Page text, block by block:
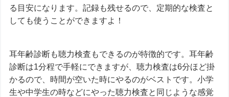
る目安になります。記録も残せるので、定期的な検査と
しても使うことができますよ！
耳年齢診断も聴力検査もできるのが特徴的です。耳年齢
診断は1分程で手軽にできますが、聴力検査は6分ほど掛
かるので、時間が空いた時にやるのがベストです。小学
生や中学生の時などにやった聴力検査と同じような感覚